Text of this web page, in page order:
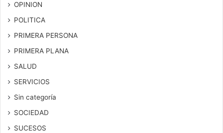
OPINION
POLITICA
PRIMERA PERSONA
PRIMERA PLANA
SALUD
SERVICIOS
Sin categoría
SOCIEDAD
SUCESOS